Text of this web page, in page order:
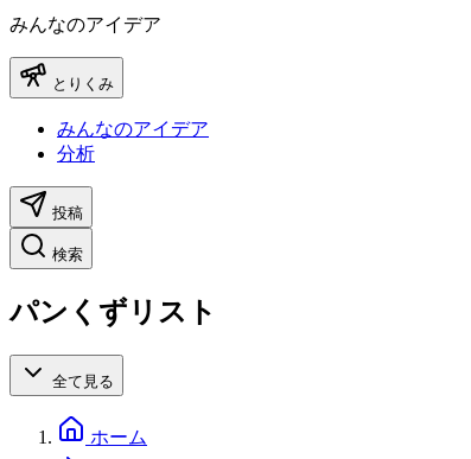
みんなのアイデア
とりくみ
みんなのアイデア
分析
投稿
検索
パンくずリスト
全て見る
ホーム